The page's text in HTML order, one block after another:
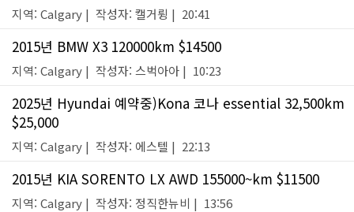
지역: Calgary | 작성자: 캘거륑 | 20:41
2015년 BMW X3 120000km $14500
지역: Calgary | 작성자: 스벅아아 | 10:23
2025년 Hyundai 예약중)Kona 코나 essential 32,500km
$25,000
지역: Calgary | 작성자: 에스텔 | 22:13
2015년 KIA SORENTO LX AWD 155000~km $11500
지역: Calgary | 작성자: 정직한뉴비 | 13:56